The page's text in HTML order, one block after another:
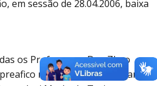
em sessão de 28.04.2006, baixa
os Professores Drs. Zhao
na qualidade de titulares